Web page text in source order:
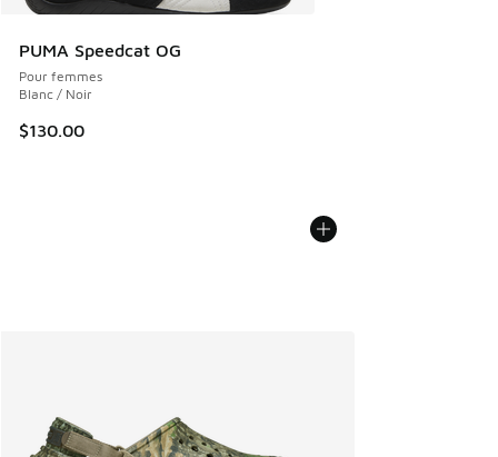
PUMA Speedcat OG
Pour femmes
Blanc / Noir
$130.00